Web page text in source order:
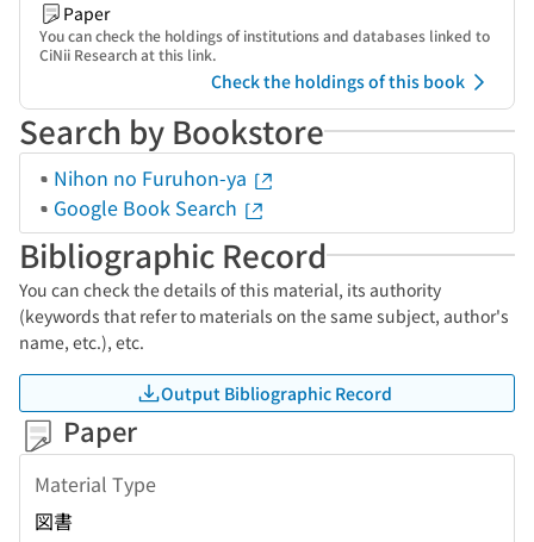
Paper
You can check the holdings of institutions and databases linked to
CiNii Research at this link.
Check the holdings of this book
Search by Bookstore
Nihon no Furuhon-ya
Google Book Search
Bibliographic Record
You can check the details of this material, its authority
(keywords that refer to materials on the same subject, author's
name, etc.), etc.
Output Bibliographic Record
Paper
Material Type
図書